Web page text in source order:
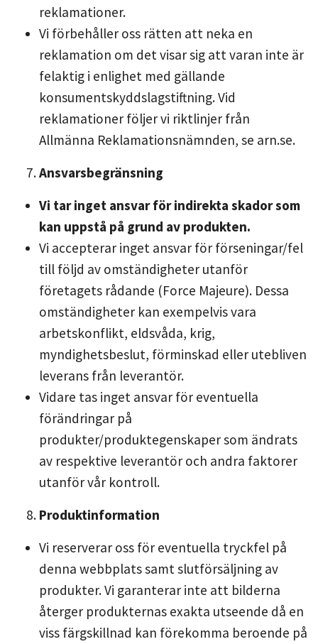
reklamationer.
Vi förbehåller oss rätten att neka en
reklamation om det visar sig att varan inte är
felaktig i enlighet med gällande
konsumentskyddslagstiftning. Vid
reklamationer följer vi riktlinjer från
Allmänna Reklamationsnämnden, se arn.se.
Ansvarsbegränsning
Vi tar inget ansvar för indirekta skador som
kan uppstå på grund av produkten.
Vi accepterar inget ansvar för förseningar/fel
till följd av omständigheter utanför
företagets rådande (Force Majeure). Dessa
omständigheter kan exempelvis vara
arbetskonflikt, eldsvåda, krig,
myndighetsbeslut, förminskad eller utebliven
leverans från leverantör.
Vidare tas inget ansvar för eventuella
förändringar på
produkter/produktegenskaper som ändrats
av respektive leverantör och andra faktorer
utanför vår kontroll.
Produktinformation
Vi reserverar oss för eventuella tryckfel på
denna webbplats samt slutförsäljning av
produkter. Vi garanterar inte att bilderna
återger produkternas exakta utseende då en
viss färgskillnad kan förekomma beroende på